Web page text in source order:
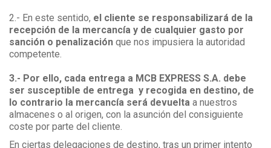
2.- En este sentido, el cliente se responsabilizará de la
recepción de la mercancía y de cualquier gasto por
sanción o penalización que nos impusiera la autoridad
competente.
3.- Por ello, cada entrega a MCB EXPRESS S.A. debe
ser susceptible de entrega y recogida en destino, de
lo contrario la mercancía será devuelta a nuestros
almacenes o al origen, con la asunción del consiguiente
coste por parte del cliente.
En ciertas delegaciones de destino, tras un primer intento